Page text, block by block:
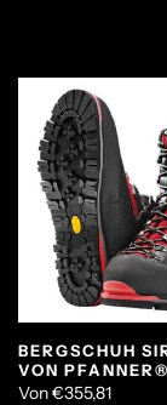
BERGSCHUH
VON PFANNER®
Von€355,81